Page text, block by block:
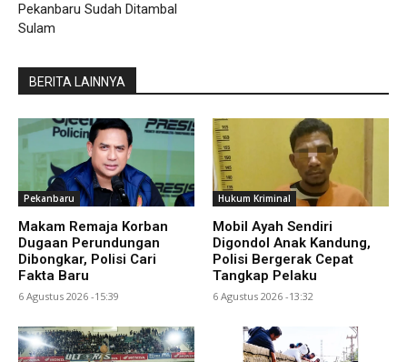
Pekanbaru Sudah Ditambal
Sulam
BERITA LAINNYA
Pekanbaru
Makam Remaja Korban
Dugaan Perundungan
Dibongkar, Polisi Cari
Fakta Baru
6 Agustus 2026 -15:39
Hukum Kriminal
Mobil Ayah Sendiri
Digondol Anak Kandung,
Polisi Bergerak Cepat
Tangkap Pelaku
6 Agustus 2026 -13:32